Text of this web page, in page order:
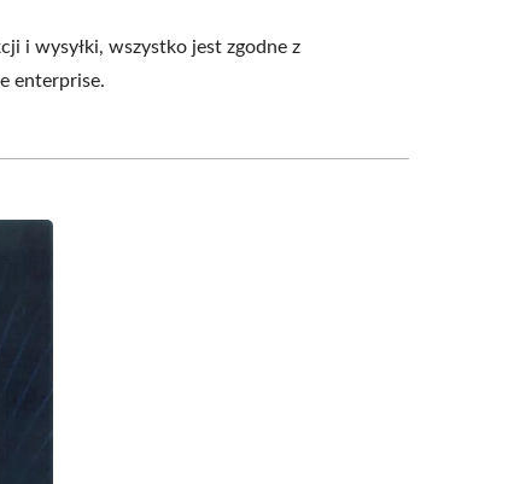
i wysyłki, wszystko jest zgodne z
enterprise.